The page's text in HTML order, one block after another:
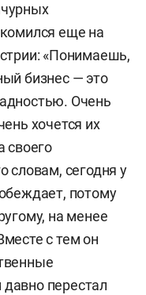
еще на
«Понимаешь,
бизнес — это
Очень
хочется их
своего
словам, сегодня у
потому
на менее
с тем он
перестал